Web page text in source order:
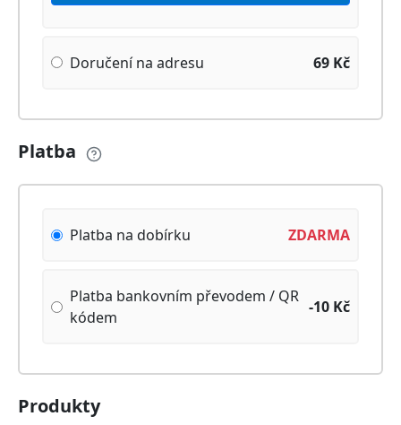
Doručení na adresu 69 Kč
Platba
Platba na dobírku ZDARMA
Platba bankovním převodem / QR
kódem
-10 Kč
Produkty